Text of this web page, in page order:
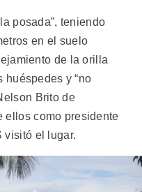
posada”, teniendo
en el suelo
de la orilla
huéspedes y “no
Brito de
ellos como presidente
visitó el lugar.